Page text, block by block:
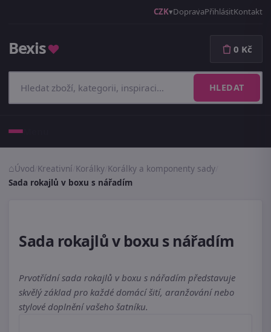
CZK DopravaPřihlásitKontakt
Bexis♥
HLEDAT
0 Kč
Úvod Kreativní Korálky Korálky a komponenty sady
Sada rokajlů v boxu s nářadím
Sada rokajlů v boxu s nářadím
Prvotřídní sada rokajlů v boxu s nářadím představuje
skvělý základ pro každé domácí šití, aranžování nebo
stylové doplnění vašeho šatníku.